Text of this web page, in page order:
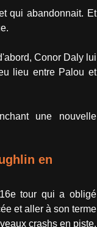
qui abandonnait. Et
Conor Daly lui
lieu entre Palou et
une nouvelle
en
tour qui a obligé
et aller à son terme
crashs en piste.